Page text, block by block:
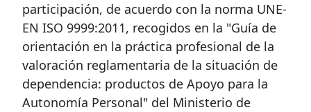
participación, de acuerdo con la norma UNE-
EN ISO 9999:2011, recogidos en la "Guía de
orientación en la práctica profesional de la
valoración reglamentaria de la situación de
dependencia: productos de Apoyo para la
Autonomía Personal" del Ministerio de